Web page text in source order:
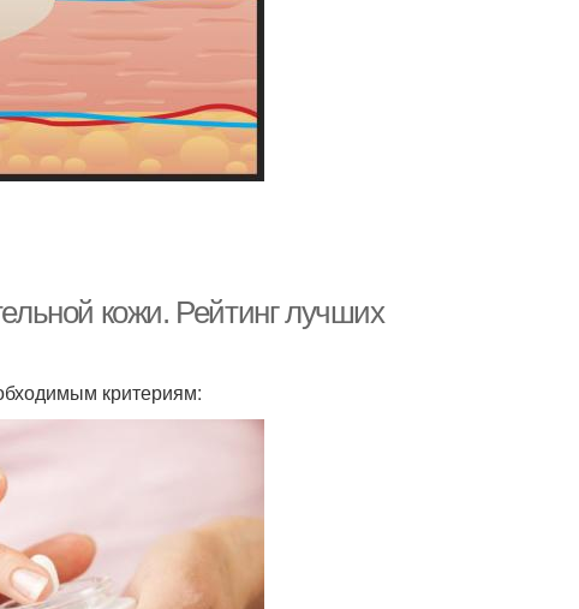
кожи. Рейтинг лучших
критериям: